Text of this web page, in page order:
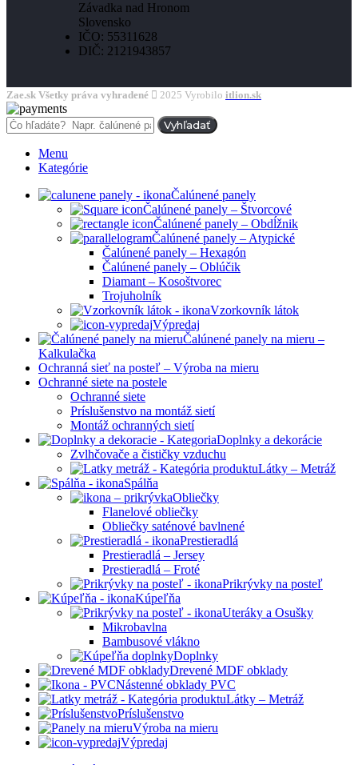
Závadka nad Hronom
Slovensko
IČO: 55311628
DIČ: 2121943857
Zae.sk Všetky práva vyhradené 2025 Vyrobilo itlion.sk
Vyhľadať
Menu
Kategórie
Čalúnené panely
Čalúnené panely – Štvorcové
Čalúnené panely – Obdĺžnik
Čalúnené panely – Atypické
Čalúnené panely – Hexagón
Čalúnené panely – Oblúčik
Diamant – Kosoštvorec
Trojuholník
Vzorkovník látok
Výpredaj
Čalúnené panely na mieru –
Kalkulačka
Ochranná sieť na posteľ – Výroba na mieru
Ochranné siete na postele
Ochranné siete
Príslušenstvo na montáž sietí
Montáž ochranných sietí
Doplnky a dekorácie
Zvlhčovače a čističky vzduchu
Látky – Metráž
Spálňa
Obliečky
Flanelové obliečky
Obliečky saténové bavlnené
Prestieradlá
Prestieradlá – Jersey
Prestieradlá – Froté
Prikrývky na posteľ
Kúpeľňa
Uteráky a Osušky
Mikrobavlna
Bambusové vlákno
Doplnky
Drevené MDF obklady
Nástenné obklady PVC
Látky – Metráž
Príslušenstvo
Výroba na mieru
Výpredaj